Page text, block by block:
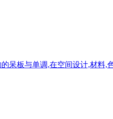
呆板与单调,在空间设计,材料,